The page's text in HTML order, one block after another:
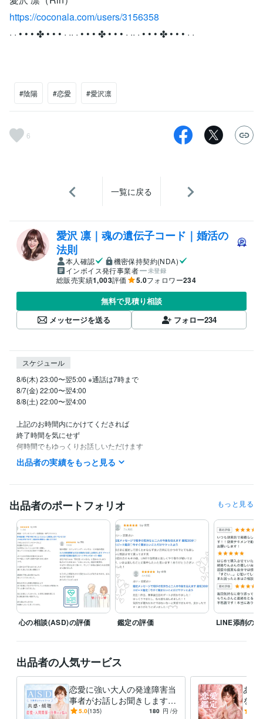
https://coconala.com/users/3156358
· · • • • ✤ • • • · ·· · • • • ✤ • • • · ·· · • • • ✤ • • • · ·
#陰陽 #恋愛 #愛沢凛
6
一覧に戻る
愛沢 凛｜魂の遺伝子コード｜婚活の
法則
本人確認
機密保持契約(NDA)
インボイス発行事業者
未登録
総販売実績1,003評価 5.0フォロワー234
無料で見積り相談
メッセージを送る
フォロー234
スケジュール
8/6(木) 23:00〜翌5:00 ※通話は7時まで
8/7(金) 22:00〜翌4:00
8/8(土) 22:00〜翌4:00
上記のお時間内にかけてくだされば
終了時間を気にせず
何時間でもゆっくりお話しいただけます
【お電話】
いつでもお気軽にどうぞ
待機中にテキスト鑑定・チャット相談のご依頼をいただいた場合、待機
を中断して対応いたします
お急ぎの方も安心してご利用ください
【テキスト相談・鑑定書】
21時までのご依頼は当日24時までに納品可能です
【その他のスケジュール】
・お問い合わせは遅くとも12時間以内に返信いたします
・21時以降のご連絡の返信は翌日となることがあります
その他、ご不明な点やご要望等がございましたら
「メッセージを送る」から
お気軽にメッセージくださいませ
初めてで不安という方は
「〇〇について鑑定可能ですか？」
出品者の実績をもっと見る
出品者のポートフォリオ もっと見る
心の相談(ASD)の評価 鑑定の評価 LINE添削の
出品者の人気サービス
恋愛に強い大人の発達障害当
事者がお話しお聞きします
どんなお話も♡記憶の脳内リ
5.0(135) 180 円 /分
あの
を包
あの